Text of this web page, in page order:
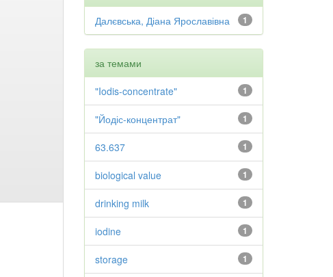
1
Далєвська, Діана Ярославівна
за темами
1
"Iodis-concentrate"
1
"Йодіс-концентрат"
1
63.637
1
biological value
1
drinking milk
1
iodine
1
storage